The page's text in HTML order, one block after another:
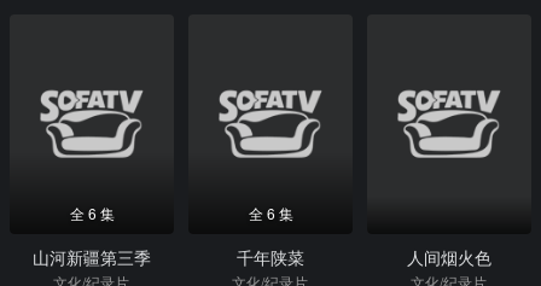
全 6 集
山河新疆第三季
文化/纪录片
全 6 集
千年陕菜
文化/纪录片
人间烟火色
文化/纪录片